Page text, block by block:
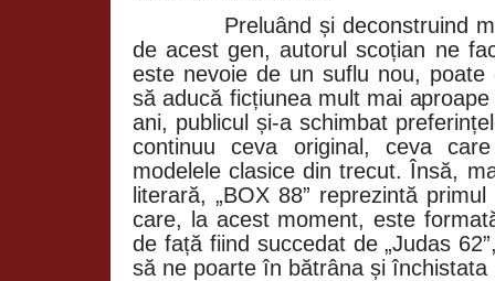
Preluând și deconstruind
de acest gen, autorul scoțian ne
este nevoie de un suflu nou,
să aducă ficțiunea mult mai
ani, publicul și-a schimbat
continuu ceva original, ceva
modelele clasice din trecut. Însă,
literară, „BOX 88” reprezintă
care, la acest moment, este
de față fiind succedat de „Judas
să ne poarte în bătrâna și închistata